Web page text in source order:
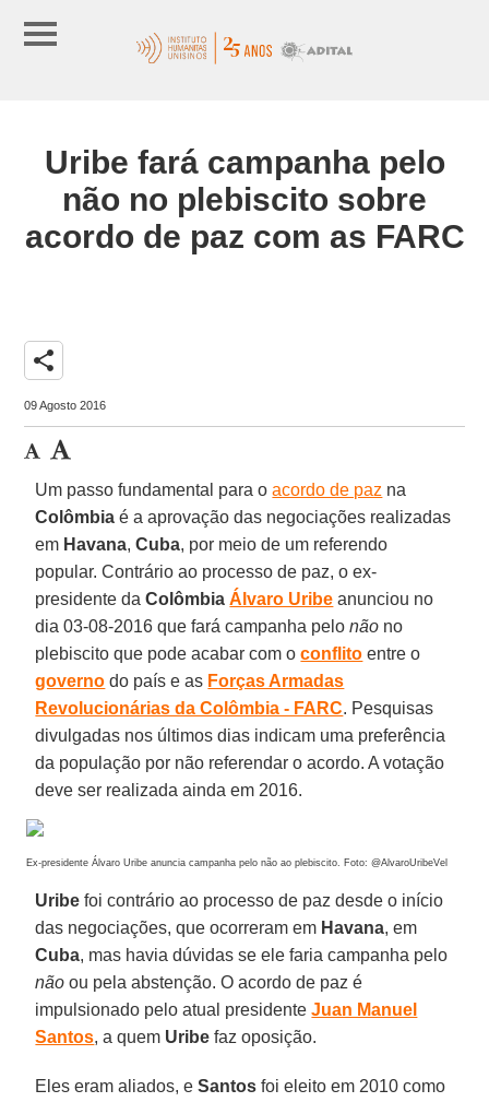
Uribe fará campanha pelo
não no plebiscito sobre
acordo de paz com as FARC
share
09 Agosto 2016
Um passo fundamental para oacordo de paz na
Colômbia é a aprovação das negociações realizadas
em Havana,Cuba, por meio de um referendo
popular. Contrário ao processo de paz, o ex-
presidente daColômbia Álvaro Uribe anunciou no
dia 03-08-2016 que fará campanha pelonão no
plebiscito que pode acabar com oconflito entre o
governo do país e as Forças Armadas
Revolucionárias da Colômbia - FARC. Pesquisas
divulgadas nos últimos dias indicam uma preferência
da população por não referendar o acordo. A votação
deve ser realizada ainda em 2016.
Ex-presidente Álvaro Uribe anuncia campanha pelo não ao plebiscito. Foto: @AlvaroUribeVel
Uribe foi contrário ao processo de paz desde o início
das negociações, que ocorreram em Havana, em
Cuba, mas havia dúvidas se ele faria campanha pelo
não ou pela abstenção. O acordo de paz é
impulsionado pelo atual presidenteJuan Manuel
Santos, a quem Uribe faz oposição.
Eles eram aliados, eSantos foi eleito em 2010 como